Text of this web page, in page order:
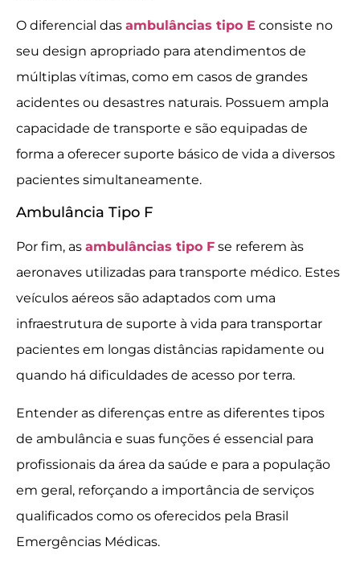
O diferencial das ambulâncias tipo E consiste no
seu design apropriado para atendimentos de
múltiplas vítimas, como em casos de grandes
acidentes ou desastres naturais. Possuem ampla
capacidade de transporte e são equipadas de
forma a oferecer suporte básico de vida a diversos
pacientes simultaneamente.
Ambulância Tipo F
Por fim, as ambulâncias tipo F se referem às
aeronaves utilizadas para transporte médico. Estes
veículos aéreos são adaptados com uma
infraestrutura de suporte à vida para transportar
pacientes em longas distâncias rapidamente ou
quando há dificuldades de acesso por terra.
Entender as diferenças entre as diferentes tipos
de ambulância e suas funções é essencial para
profissionais da área da saúde e para a população
em geral, reforçando a importância de serviços
qualificados como os oferecidos pela Brasil
Emergências Médicas.